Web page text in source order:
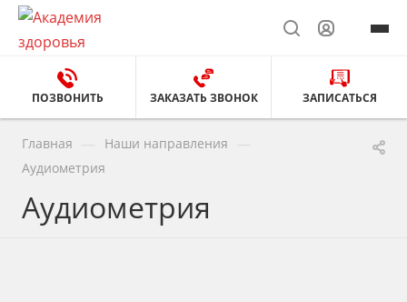
ПОЗВОНИТЬ ЗАКАЗАТЬ ЗВОНОК ЗАПИСАТЬСЯ
Главная Наши направления
Аудиометрия
Аудиометрия